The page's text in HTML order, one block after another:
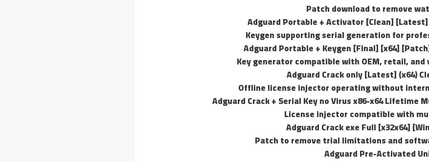
Patch download to remove
Adguard Portable + Activator [Clean] [Latest]
Keygen supporting serial generation for
Adguard Portable + Keygen [Final] [x64]
Key generator compatible with OEM, retail, and
Adguard Crack only [Latest] (x64)
Offline license injector operating without
Adguard Crack + Serial Key no Virus x86-x64 Lifetime
License injector compatible with
Adguard Crack exe Full [x32x64]
Patch to remove trial limitations and
Adguard Pre-Activated